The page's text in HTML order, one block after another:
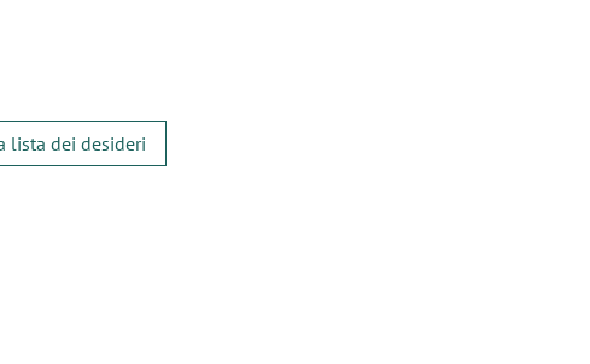
lista dei desideri